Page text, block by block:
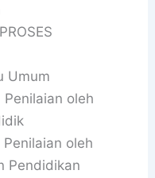
Umum
Penilaian oleh
oleh
Pendidikan